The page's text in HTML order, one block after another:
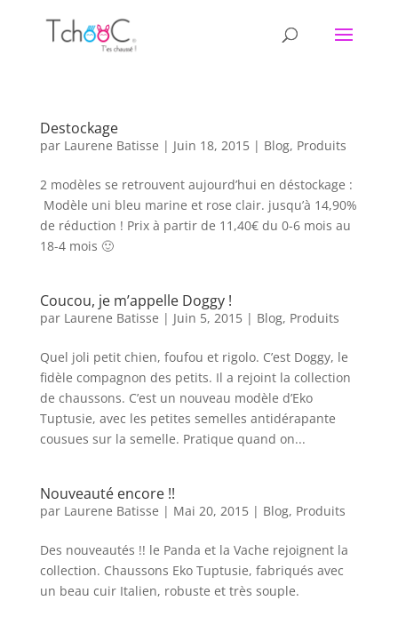
Destockage
par Laurene Batisse | Juin 18, 2015| Blog, Produits
2 modèles se retrouvent aujourd’hui en déstockage :
Modèle uni bleu marine et rose clair. jusqu’à 14,90%
de réduction ! Prix à partir de 11,40€ du 0-6 mois au
18-4 mois 🙂
Coucou, je m’appelle Doggy !
par Laurene Batisse | Juin 5, 2015| Blog, Produits
Quel joli petit chien, foufou et rigolo. C’est Doggy, le
fidèle compagnon des petits. Il a rejoint la collection
de chaussons. C’est un nouveau modèle d’Eko
Tuptusie, avec les petites semelles antidérapante
cousues sur la semelle. Pratique quand on...
Nouveauté encore !!
par Laurene Batisse | Mai 20, 2015| Blog, Produits
Des nouveautés !! le Panda et la Vache rejoignent la
collection. Chaussons Eko Tuptusie, fabriqués avec
un beau cuir Italien, robuste et très souple.